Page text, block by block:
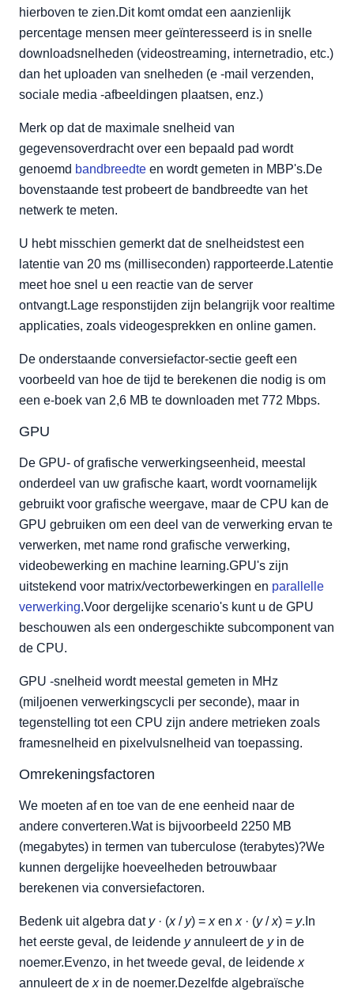
hierboven te zien.Dit komt omdat een aanzienlijk
percentage mensen meer geïnteresseerd is in snelle
downloadsnelheden (videostreaming, internetradio, etc.)
dan het uploaden van snelheden (e -mail verzenden,
sociale media -afbeeldingen plaatsen, enz.)
Merk op dat de maximale snelheid van
gegevensoverdracht over een bepaald pad wordt
genoemd bandbreedte en wordt gemeten in MBP's.De
bovenstaande test probeert de bandbreedte van het
netwerk te meten.
U hebt misschien gemerkt dat de snelheidstest een
latentie van 20 ms (milliseconden) rapporteerde.Latentie
meet hoe snel u een reactie van de server
ontvangt.Lage responstijden zijn belangrijk voor realtime
applicaties, zoals videogesprekken en online gamen.
De onderstaande conversiefactor-sectie geeft een
voorbeeld van hoe de tijd te berekenen die nodig is om
een e-boek van 2,6 MB te downloaden met 772 Mbps.
GPU
De GPU- of grafische verwerkingseenheid, meestal
onderdeel van uw grafische kaart, wordt voornamelijk
gebruikt voor grafische weergave, maar de CPU kan de
GPU gebruiken om een deel van de verwerking ervan te
verwerken, met name rond grafische verwerking,
videobewerking en machine learning.GPU's zijn
uitstekend voor matrix/vectorbewerkingen en parallelle
verwerking.Voor dergelijke scenario's kunt u de GPU
beschouwen als een ondergeschikte subcomponent van
de CPU.
GPU -snelheid wordt meestal gemeten in MHz
(miljoenen verwerkingscycli per seconde), maar in
tegenstelling tot een CPU zijn andere metrieken zoals
framesnelheid en pixelvulsnelheid van toepassing.
Omrekeningsfactoren
We moeten af en toe van de ene eenheid naar de
andere converteren.Wat is bijvoorbeeld 2250 MB
(megabytes) in termen van tuberculose (terabytes)?We
kunnen dergelijke hoeveelheden betrouwbaar
berekenen via conversiefactoren.
Bedenk uit algebra dat y· (x/ y) = xen x· (y/x) = y.In
het eerste geval, de leidende yannuleert de yin de
noemer.Evenzo, in het tweede geval, de leidende x
annuleert de xin de noemer.Dezelfde algebraïsche